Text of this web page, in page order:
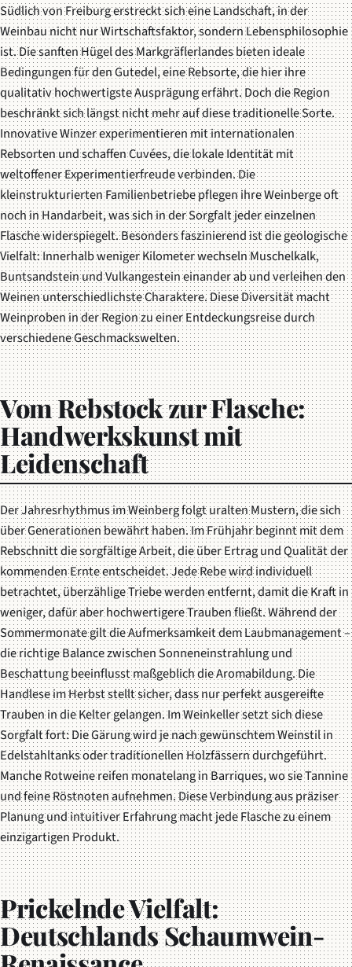
Südlich von Freiburg erstreckt sich eine Landschaft, in der
Weinbau nicht nur Wirtschaftsfaktor, sondernLebensphilosophie
ist. Die sanften Hügel des Markgräflerlandes bieten ideale
Bedingungen für den Gutedel, eine Rebsorte, die hier ihre
qualitativ hochwertigste Ausprägung erfährt. Doch die Region
beschränkt sich längst nicht mehr auf diese traditionelle Sorte.
Innovative Winzer experimentieren mit internationalen
Rebsorten und schaffen Cuvées, die lokale Identität mit
weltoffener Experimentierfreude verbinden. Die
kleinstrukturierten Familienbetriebe pflegen ihre Weinberge oft
noch in Handarbeit, was sich in der Sorgfalt jeder einzelnen
Flasche widerspiegelt. Besonders faszinierend ist die geologische
Vielfalt: Innerhalb weniger Kilometer wechseln Muschelkalk,
Buntsandstein und Vulkangestein einander ab und verleihen den
Weinen unterschiedlichste Charaktere. Diese Diversität macht
Weinproben in der Region zu einer Entdeckungsreise durch
verschiedene Geschmackswelten.
Vom Rebstock zur Flasche:
Handwerkskunst mit
Leidenschaft
Der Jahresrhythmus im Weinberg folgt uralten Mustern, die sich
über Generationen bewährt haben. Im Frühjahr beginnt mit dem
Rebschnitt die sorgfältige Arbeit, die über Ertrag und Qualität der
kommenden Ernte entscheidet. Jede Rebe wird individuell
betrachtet, überzählige Triebe werden entfernt, damit die Kraft in
weniger, dafür aber hochwertigere Trauben fließt. Während der
Sommermonate gilt die Aufmerksamkeit dem Laubmanagement –
die richtige Balance zwischen Sonneneinstrahlung und
Beschattung beeinflusst maßgeblich die Aromabildung. Die
Handlese im Herbst stellt sicher, dass nur perfekt ausgereifte
Trauben in die Kelter gelangen. Im Weinkeller setzt sich diese
Sorgfalt fort: Die Gärung wird je nach gewünschtem Weinstil in
Edelstahltanks oder traditionellen Holzfässern durchgeführt.
Manche Rotweine reifen monatelang in Barriques, wo sie Tannine
und feine Röstnoten aufnehmen. Diese Verbindung aus präziser
Planung und intuitiver Erfahrung macht jede Flasche zu einem
einzigartigen Produkt.
Prickelnde Vielfalt:
Deutschlands Schaumwein-